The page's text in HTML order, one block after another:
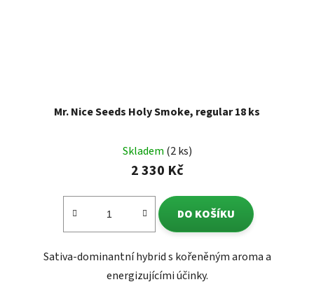
Mr. Nice Seeds Holy Smoke, regular 18 ks
Skladem (2 ks)
2 330 Kč
DO KOŠÍKU
Sativa-dominantní hybrid s kořeněným aroma a
energizujícími účinky.